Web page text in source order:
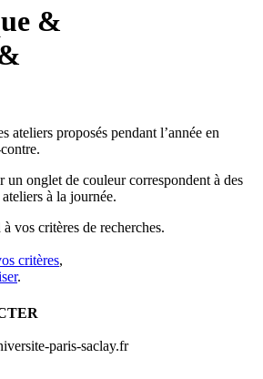
&
ateliers proposés pendant l’année en
un onglet de couleurcorrespondent à des
à la journée.
vos critères de recherches.
critères,
.
paris-saclay.fr